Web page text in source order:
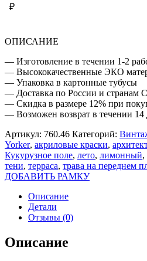
дом
₽
ОПИСАНИЕ
— Изготовление в течении 1-2
— Высококачественные ЭКО
— Упаковка в картонные тубусы
— Доставка по России и странам
— Скидка в размере 12% при
— Возможен возврат в течении 14
Артикул: 760.46 Категорий:
Yorker, акриловые краски,
Кукурузное поле, лето, лимонный,
тени, терраса, трава на переднем
ДОБАВИТЬ РАМКУ
Описание
Детали
Отзывы (0)
Описание